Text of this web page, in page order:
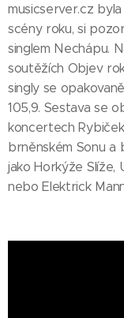
musicserver.cz
scény roku, si
singlem Nechápu.
soutěžích Objev
singly se
105,9. Sestava se
koncertech
brněnském Sonu a
jako Horkýže Slíže,
nebo Elektrick